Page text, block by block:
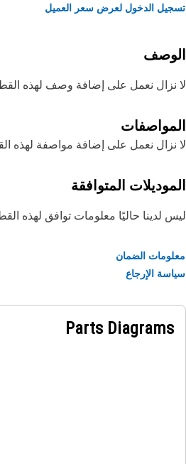
الدخول لعرض سعر العميل
نزال نعمل على إضافة وصف لهذه
نعمل على إضافة مواصفة لهذه
المتوافقة
لدينا حاليًا معلومات توافق لهذه
الضمان
الإرجاع
Parts Diagrams